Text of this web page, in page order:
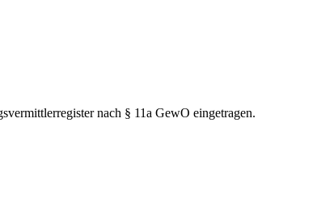
nach § 11a GewO eingetragen.